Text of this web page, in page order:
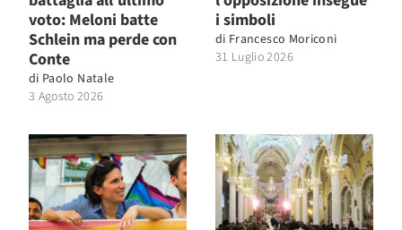
voto: Meloni batte
Schlein ma perde con
Conte
di Paolo Natale
3 Agosto 2026
i simboli
di Francesco Moriconi
31 Luglio 2026